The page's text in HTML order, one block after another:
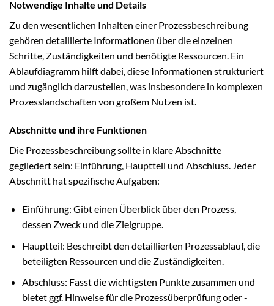
Notwendige Inhalte und Details
Zu den wesentlichen Inhalten einer Prozessbeschreibung
gehören detaillierte Informationen über die einzelnen
Schritte, Zuständigkeiten und benötigte Ressourcen. Ein
Ablaufdiagramm hilft dabei, diese Informationen strukturiert
und zugänglich darzustellen, was insbesondere in komplexen
Prozesslandschaften von großem Nutzen ist.
Abschnitte und ihre Funktionen
Die Prozessbeschreibung sollte in klare Abschnitte
gegliedert sein: Einführung, Hauptteil und Abschluss. Jeder
Abschnitt hat spezifische Aufgaben:
Einführung: Gibt einen Überblick über den Prozess,
dessen Zweck und die Zielgruppe.
Hauptteil: Beschreibt den detaillierten Prozessablauf, die
beteiligten Ressourcen und die Zuständigkeiten.
Abschluss: Fasst die wichtigsten Punkte zusammen und
bietet ggf. Hinweise für die Prozessüberprüfung oder -